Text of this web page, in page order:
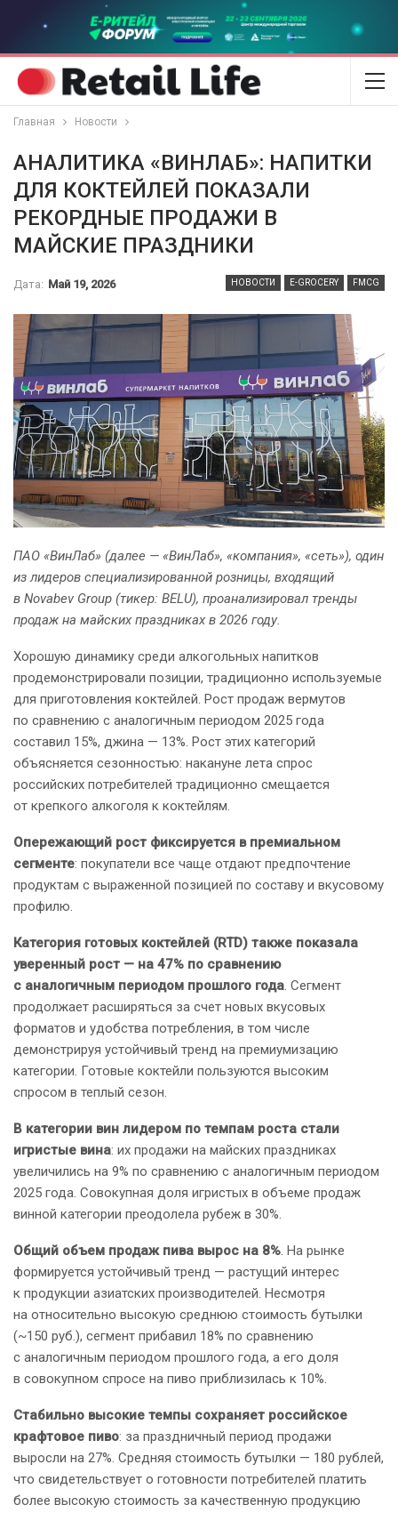
Главная Новости
АНАЛИТИКА «ВИНЛАБ»: НАПИТКИ
ДЛЯ КОКТЕЙЛЕЙ ПОКАЗАЛИ
РЕКОРДНЫЕ ПРОДАЖИ В
МАЙСКИЕ ПРАЗДНИКИ
НОВОСТИ E-GROCERY FMCG
Дата: Май 19, 2026
ПАО «ВинЛаб» (далее — «ВинЛаб», «компания», «сеть»), один
из лидеров специализированной розницы, входящий
в Novabev Group (тикер: BELU), проанализировал тренды
продаж на майских праздниках в 2026 году.
Хорошую динамику среди алкогольных напитков
продемонстрировали позиции, традиционно используемые
для приготовления коктейлей. Рост продаж вермутов
по сравнению с аналогичным периодом 2025 года
составил 15%, джина — 13%. Рост этих категорий
объясняется сезонностью: накануне лета спрос
российских потребителей традиционно смещается
от крепкого алкоголя к коктейлям.
Опережающий рост фиксируется в премиальном
сегменте: покупатели все чаще отдают предпочтение
продуктам с выраженной позицией по составу и вкусовому
профилю.
Категория готовых коктейлей (RTD) также показала
уверенный рост — на 47% по сравнению
с аналогичным периодом прошлого года. Сегмент
продолжает расширяться за счет новых вкусовых
форматов и удобства потребления, в том числе
демонстрируя устойчивый тренд на премиумизацию
категории. Готовые коктейли пользуются высоким
спросом в теплый сезон.
В категории вин лидером по темпам роста стали
игристые вина: их продажи на майских праздниках
увеличились на 9% по сравнению с аналогичным периодом
2025 года. Совокупная доля игристых в объеме продаж
винной категории преодолела рубеж в 30%.
Общий объем продаж пива вырос на 8%. На рынке
формируется устойчивый тренд — растущий интерес
к продукции азиатских производителей. Несмотря
на относительно высокую среднюю стоимость бутылки
(~150 руб.), сегмент прибавил 18% по сравнению
с аналогичным периодом прошлого года, а его доля
в совокупном спросе на пиво приблизилась к 10%.
Стабильно высокие темпы сохраняет российское
крафтовое пиво: за праздничный период продажи
выросли на 27%. Средняя стоимость бутылки — 180 рублей,
что свидетельствует о готовности потребителей платить
более высокую стоимость за качественную продукцию